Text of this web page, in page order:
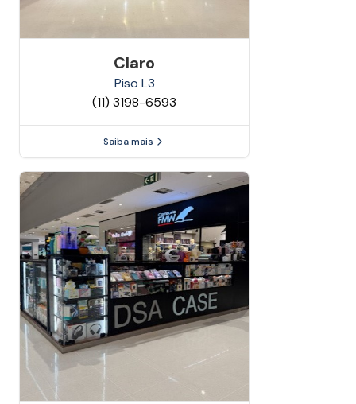
Claro
Piso L3
(11) 3198-6593
Saiba mais